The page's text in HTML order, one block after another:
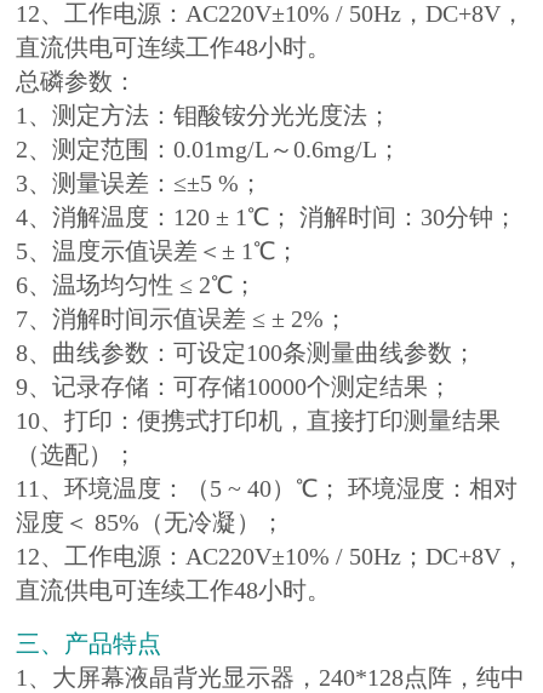
12、工作电源：AC220V±10% / 50Hz，DC+8V，
直流供电可连续工作48小时。
总磷参数：
1、测定方法：钼酸铵分光光度法；
2、测定范围：0.01mg/L～0.6mg/L；
3、测量误差：≤±5 %；
4、消解温度：120 ± 1℃； 消解时间：30分钟；
5、温度示值误差＜± 1℃；
6、温场均匀性 ≤ 2℃；
7、消解时间示值误差 ≤ ± 2%；
8、曲线参数：可设定100条测量曲线参数；
9、记录存储：可存储10000个测定结果；
10、打印：便携式打印机，直接打印测量结果
（选配）；
11、环境温度：（5 ~ 40）℃； 环境湿度：相对
湿度＜ 85%（无冷凝）；
12、工作电源：AC220V±10% / 50Hz；DC+8V，
直流供电可连续工作48小时。
三、产品特点
1、大屏幕液晶背光显示器，240*128点阵，纯中